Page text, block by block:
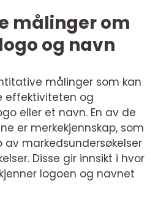
målinger om
og navn
målinger som kan
effektiviteten og
eller et navn. En av de
er merkekjennskap, som
av markedsundersøkelser
Disse gir innsikt i hvor
logoen og navnet